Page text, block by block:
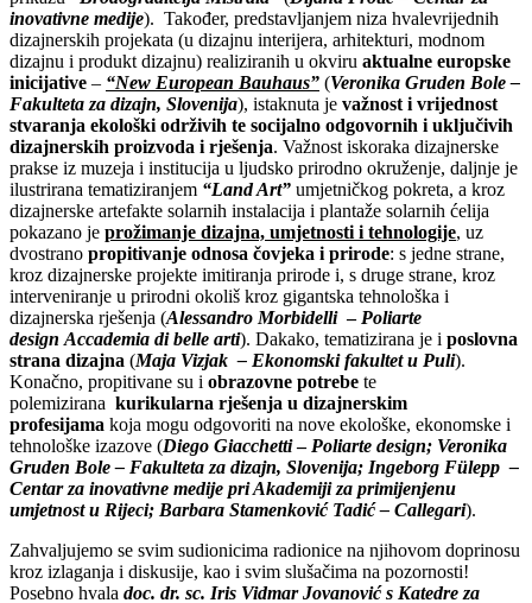
inovativne medije). Također, predstavljanjem niza hvalevrijednih
dizajnerskih projekata (u dizajnu interijera, arhitekturi, modnom
dizajnu i produkt dizajnu) realiziranih u okviru aktualne europske
inicijative – “New European Bauhaus” (Veronika Gruden Bole –
Fakulteta za dizajn, Slovenija), istaknuta je važnost i vrijednost
stvaranja ekološki održivih te socijalno odgovornih i uključivih
dizajnerskih proizvoda i rješenja. Važnost iskoraka dizajnerske
prakse iz muzeja i institucija u ljudsko prirodno okruženje, daljnje je
ilustrirana tematiziranjem “Land Art” umjetničkog pokreta, a kroz
dizajnerske artefakte solarnih instalacija i plantaže solarnih ćelija
pokazano je prožimanje dizajna, umjetnosti i tehnologije, uz
dvostrano propitivanje odnosa čovjeka i prirode: s jedne strane,
kroz dizajnerske projekte imitiranja prirode i, s druge strane, kroz
interveniranje u prirodni okoliš kroz gigantska tehnološka i
dizajnerska rješenja (Alessandro Morbidelli– Poliarte
design Accademia di belle arti). Dakako, tematizirana je i poslovna
strana dizajna (Maja Vizjak – Ekonomski fakultet u Puli).
Konačno, propitivane su i obrazovne potrebe te
polemizirana kurikularna rješenja u dizajnerskim
profesijama koja mogu odgovoriti na nove ekološke, ekonomske i
tehnološke izazove (Diego Giacchetti– Poliarte design; Veronika
Gruden Bole – Fakulteta za dizajn, Slovenija; Ingeborg Fülepp –
Centar za inovativne medije pri Akademiji za primijenjenu
umjetnost u Rijeci; Barbara Stamenković Tadić – Callegari).
Zahvaljujemo se svim sudionicima radionice na njihovom doprinosu
kroz izlaganja i diskusije, kao i svim slušačima na pozornosti!
Posebno hvala doc. dr. sc. Iris Vidmar Jovanović s Katedre za